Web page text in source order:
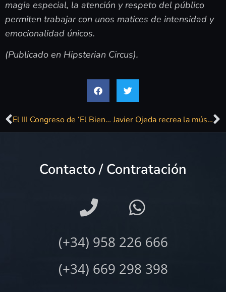
magia especial, la atención y respeto del público
permiten trabajar con unos matices de intensidad y
emocionalidad únicos.
(Publicado en Hipsterian Circus).
El III Congreso de ‘El Bienestar y la música’ llega a Punta Umbría el 26 de octubre Javier Ojeda recrea la música de los años 50 en su nuevo disco
Contacto / Contratación
(+34) 958 226 666
(+34) 669 298 398